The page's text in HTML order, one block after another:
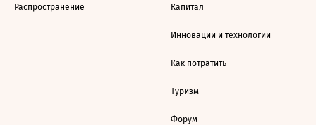
Распространение Капитал
Инновации и технологии
Как потратить
Туризм
Форум